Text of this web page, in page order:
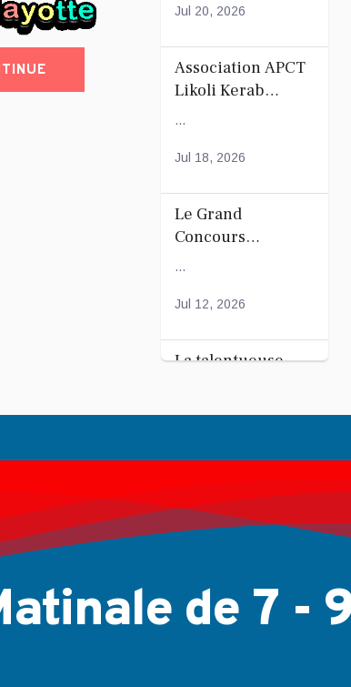
Jul 20, 2026
Association APCT
Likoli Kerab
Générale
...
Jul 18, 2026
Le Grand
Concours
l'association
...
Jul 12, 2026
La talentueuse
...
de 7 -